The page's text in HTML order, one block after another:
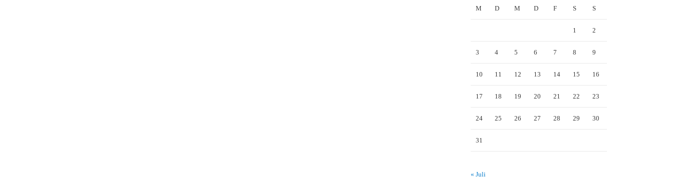
M D M D F S S
1 2
3 4 5 6 7 8 9
10 11 12 13 14 15 16
17 18 19 20 21 22 23
24 25 26 27 28 29 30
31
« Juli